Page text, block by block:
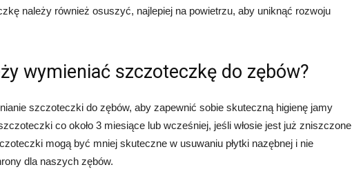
należy również osuszyć, najlepiej na powietrzu, aby uniknąć rozwoju
wymieniać szczoteczkę do zębów?
szczoteczki do zębów, aby zapewnić sobie skuteczną higienę jamy
co około 3 miesiące lub wcześniej, jeśli włosie jest już zniszczone
mogą być mniej skuteczne w usuwaniu płytki nazębnej i nie
dla naszych zębów.